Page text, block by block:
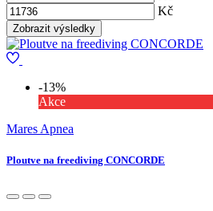
Kč
-13%
Akce
Mares Apnea
Ploutve na freediving CONCORDE